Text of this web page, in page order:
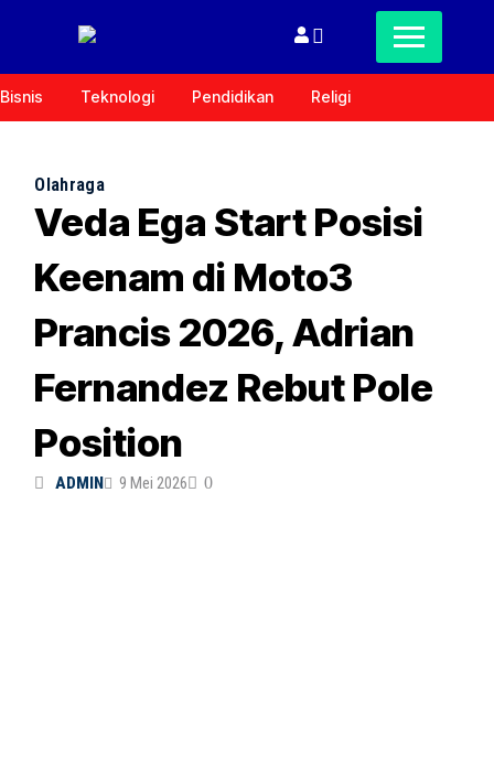
Bisnis Teknologi Pendidikan Religi
Olahraga
Veda Ega Start Posisi
Keenam di Moto3
Prancis 2026, Adrian
Fernandez Rebut Pole
Position
ADMIN 9 Mei 2026 0